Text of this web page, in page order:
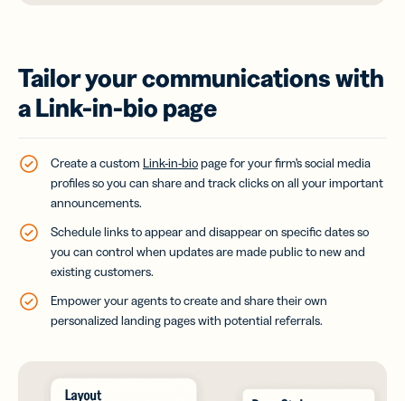
Tailor your communications with
a Link-in-bio page
Create a custom Link-in-biopage for your firm’s social media
profiles so you can share and track clicks on all your important
announcements.
Schedule links to appear and disappear on specific dates so
you can control when updates are made public to new and
existing customers.
Empower your agents to create and share their own
personalized landing pages with potential referrals.